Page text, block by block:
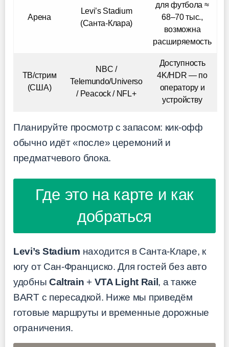
Арена
Levi’s Stadium
(Санта-Клара)
для футбола ≈
68–70 тыс.,
возможна
расширяемость
ТВ/стрим
(США)
NBC /
Telemundo/Universo
/ Peacock / NFL+
Доступность
4K/HDR — по
оператору и
устройству
Планируйте просмотр с запасом: кик-офф
обычно идёт «после» церемоний и
предматчевого блока.
Где это на карте и как
добраться
Levi’s Stadium находится в Санта-Кларе, к
югу от Сан-Франциско. Для гостей без авто
удобны Caltrain + VTA Light Rail , а также
BART с пересадкой. Ниже мы приведём
готовые маршруты и временные дорожные
ограничения.